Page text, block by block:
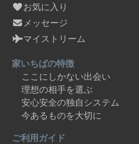
お気に入り
メッセージ
マイストリーム
家いちばの特徴
ここにしかない出会い
理想の相手を選ぶ
安心安全の独自システム
今あるものを大切に
ご利用ガイド